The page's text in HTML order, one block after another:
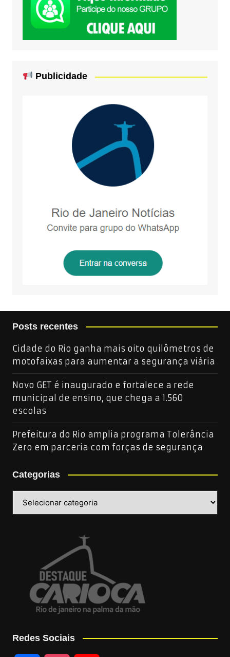
Publicidade
Posts recentes
Cidade do Rio ganha mais oito quilômetros de
motofaixas para aumentar a segurança viária
Novo GET é inaugurado e fortalece a rede
municipal de ensino, que chega a 1.560
escolas
Prefeitura do Rio amplia programa Tolerância
Zero em parceria com forças de segurança
Categorias
Redes Sociais